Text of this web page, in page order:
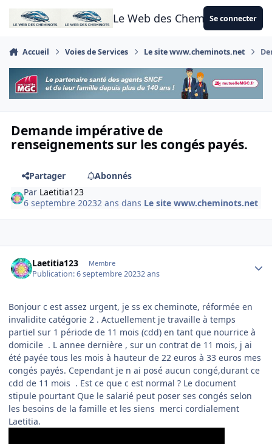
Aller au contenu
Le Web des CheminotsSe connecter
Accueil Voies de Services Le site www.cheminots.net
Demande impérative de
renseignements sur les congés payés.
Partager
Abonnés
Par Laetitia123
6 septembre 20232 ans dans Le site www.cheminots.net
Laetitia123 Membre
Publication:6 septembre 20232 ans
Bonjour c est assez urgent, je ss ex cheminote, réformée en
invalidite catégorie 2 . Actuellement je travaille à temps
partiel sur 1 période de 11 mois (cdd) en tant que nourrice à
domicile . L annee dernière , sur un contrat de 11 mois, j ai
été payée tous les mois à hauteur de 22 euros à 33 euros mes
congés payés. Cependant je n ai posé aucun congé,durant ce
cdd de 11 mois . Est ce que c est normal ? Le document
stipule pourtant Que le salarié peut poser ses congés selon
les besoins de la famille et les siens merci cordialement
Laetitia.